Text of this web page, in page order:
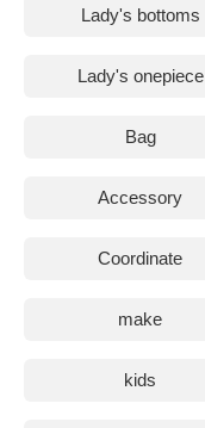
Lady's bottoms
Lady's onepiece
Bag
Accessory
Coordinate
make
kids